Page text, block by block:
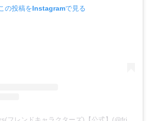
の投稿をInstagramで見る